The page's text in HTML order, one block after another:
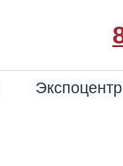
Экспоцентр